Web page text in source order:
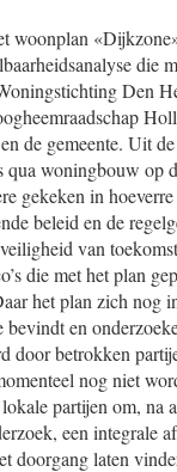
woonplan
die
Den
de gemeente. Uit
qua woningbouw op
gekeken in
beleid en de
van
die met het plan
het plan zich nog
bevindt en
door betrokken
nog niet
partijen om, na
een integrale
doorgang laten